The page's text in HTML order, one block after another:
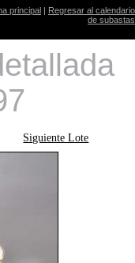
principal | Regresar al calendario
de subastas
Siguiente Lote